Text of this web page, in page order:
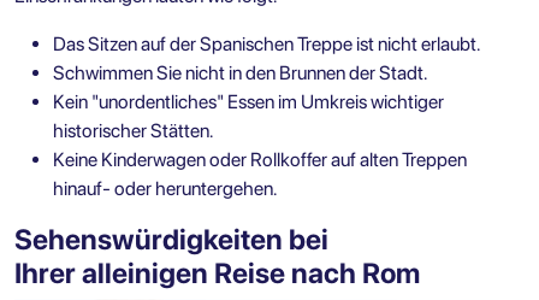
Das Sitzen auf der Spanischen Treppe ist nicht erlaubt.
Schwimmen Sie nicht in den Brunnen der Stadt.
Kein "unordentliches" Essen im Umkreis wichtiger
historischer Stätten.
Keine Kinderwagen oder Rollkoffer auf alten Treppen
hinauf- oder heruntergehen.
Sehenswürdigkeiten bei
Ihrer alleinigen Reise nach Rom